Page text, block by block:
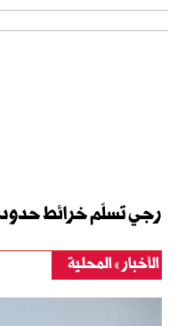
رجي تسلّم خرائط حدود
الأخبار المحلية